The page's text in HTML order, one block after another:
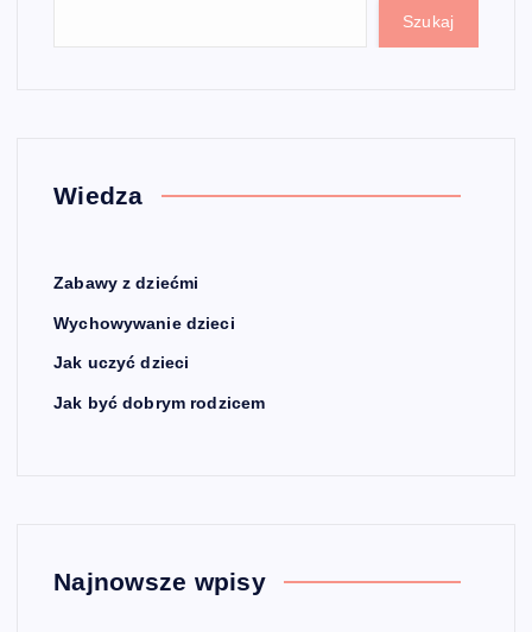
Szukaj
Wiedza
Zabawy z dziećmi
Wychowywanie dzieci
Jak uczyć dzieci
Jak być dobrym rodzicem
Najnowsze wpisy